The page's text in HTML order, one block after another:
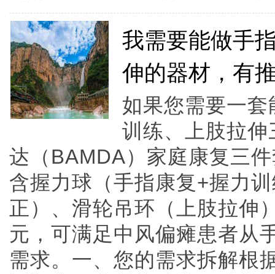
我需要能做手
伸的器材，有
如果您需要一
训练、上肢拉
达（BAMDA）家庭康复三
含握力球（手指康复+握力
正）、滑轮吊环（上肢拉伸
元，可满足中风偏瘫患者从
需求。一、您的需求拆解根